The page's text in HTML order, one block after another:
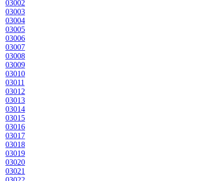
03002
03003
03004
03005
03006
03007
03008
03009
03010
03011
03012
03013
03014
03015
03016
03017
03018
03019
03020
03021